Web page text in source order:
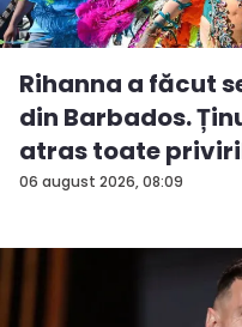
06 august 2026, 08:09
Rihanna a făcut
din Barbados.
atras toate